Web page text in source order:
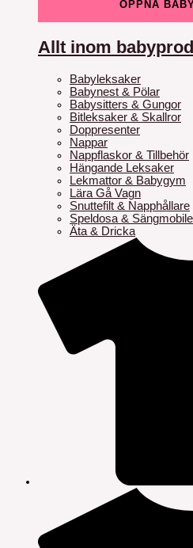
ÖPPNA
Allt inom
Babyleksaker
Babynest & Pölar
Babysitters & Gungor
Bitleksaker & Skallror
Doppresenter
Nappar
Nappflaskor & Tillbehör
Hängande Leksaker
Lekmattor & Babygym
Lära Gå Vagn
Snuttefilt & Napphållare
Speldosa &
Äta & Dricka